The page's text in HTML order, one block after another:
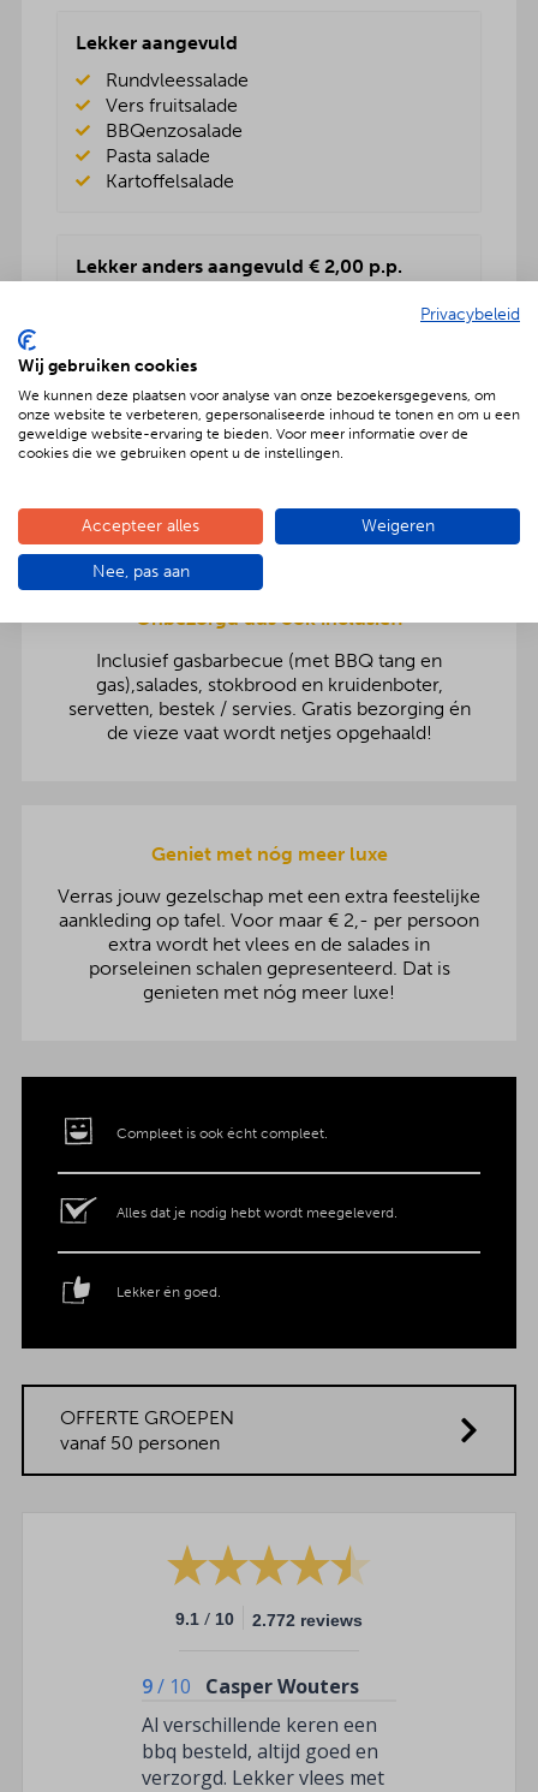
Lekker aangevuld
Rundvleessalade
Vers fruitsalade
BBQenzosalade
Pasta salade
Kartoffelsalade
Lekker anders aangevuld € 2,00 p.p.
BBQenzo salade
Pasta salade
Kartoffelsalade
Rauwkost salade
Griekse salade
Onbezorgd dus ook inclusief:
Inclusief gasbarbecue (met BBQ tang en
gas),salades, stokbrood en kruidenboter,
servetten, bestek / servies. Gratis bezorging én
de vieze vaat wordt netjes opgehaald!
Geniet met nóg meer luxe
Verras jouw gezelschap met een extra feestelijke
aankleding op tafel. Voor maar € 2,- per persoon
extra wordt het vlees en de salades in
porseleinen schalen gepresenteerd. Dat is
genieten met nóg meer luxe!
Compleet is ook écht compleet.
Alles dat je nodig hebt wordt meegeleverd.
Lekker én goed.
OFFERTE GROEPEN
vanaf 50 personen
9.1 / 10 2.772 reviews
9/ 10
Casper Wouters
Al verschillende keren een
bbq besteld, altijd goed en
verzorgd. Lekker vlees met
Privacybeleid
Wij gebruiken cookies
We kunnen deze plaatsen voor analyse van onze bezoekersgegevens, om
onze website te verbeteren, gepersonaliseerde inhoud te tonen en om u een
geweldige website-ervaring te bieden. Voor meer informatie over de
cookies die we gebruiken opent u de instellingen.
Accepteer alles Weigeren
Nee, pas aan